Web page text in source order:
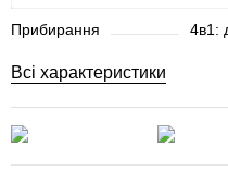
Прибирання 4в1:
Всі характеристики